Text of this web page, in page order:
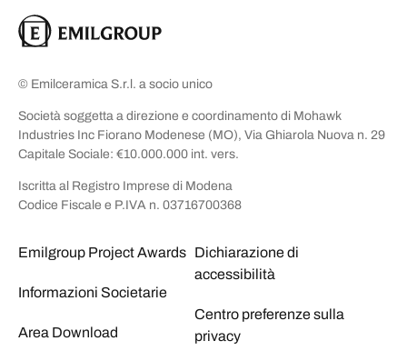
© Emilceramica S.r.l. a socio unico
Società soggetta a direzione e coordinamento di Mohawk
Industries Inc Fiorano Modenese (MO), Via Ghiarola Nuova n. 29
Capitale Sociale: €10.000.000 int. vers.
Iscritta al Registro Imprese di Modena
Codice Fiscale e P.IVA n. 03716700368
Emilgroup Project Awards
Informazioni Societarie
Area Download
Dichiarazione di
accessibilità
Centro preferenze sulla
privacy